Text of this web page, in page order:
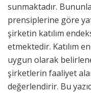
sunmaktadır.
prensiplerine göre
şirketin katılım
etmektedir. Katılım
uygun olarak
şirketlerin faaliyet
değerlendirir. Bu